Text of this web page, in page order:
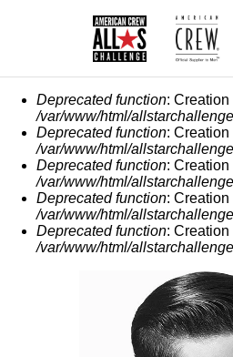
Deprecated function:
/var/www/html/
Deprecated function:
/var/www/html/
Deprecated function:
/var/www/html/
Deprecated function:
/var/www/html/
Deprecated function:
/var/www/html/